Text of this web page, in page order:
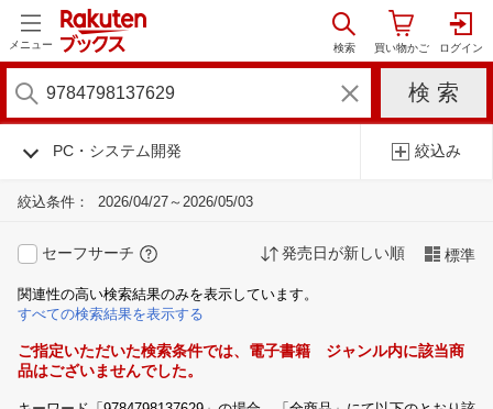
メニュー
PC・システム開発 絞込み
絞込条件： 2026/04/27～2026/05/03
セーフサーチ 発売日が新しい順 標準
関連性の高い検索結果のみを表示しています。
すべての検索結果を表示する
ご指定いただいた検索条件では、電子書籍 ジャンル内に該当商
品はございませんでした。